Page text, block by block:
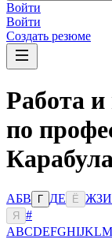
Войти
Войти
Создать резюме
Работа
по
АБВ Г ДЕ Ё ЖЗИ
Я
#
ABCDEFGHIJKLM